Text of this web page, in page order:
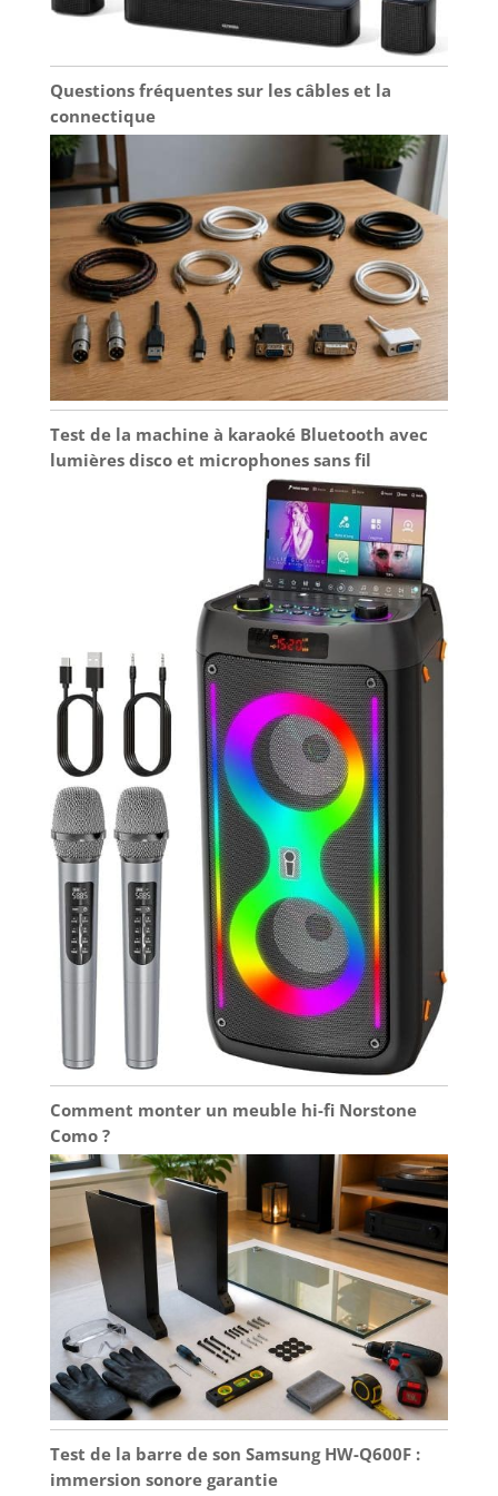
événements en intérieur ou en extérieur.
L'enceinte bluetooth est livrée avec sa
télécommande sans fil IR.
Questions fréquentes sur les câbles et la
connectique
Test de la machine à karaoké Bluetooth avec
lumières disco et microphones sans fil
Comment monter un meuble hi-fi Norstone
Como ?
Test de la barre de son Samsung HW-Q600F :
immersion sonore garantie